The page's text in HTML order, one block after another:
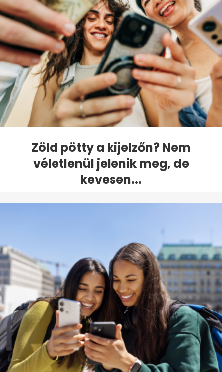
Zöld pötty a kijelzőn? Nem
véletlenül jelenik meg, de
kevesen...